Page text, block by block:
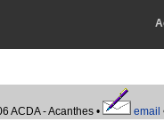
ACDA - Acanthes • email